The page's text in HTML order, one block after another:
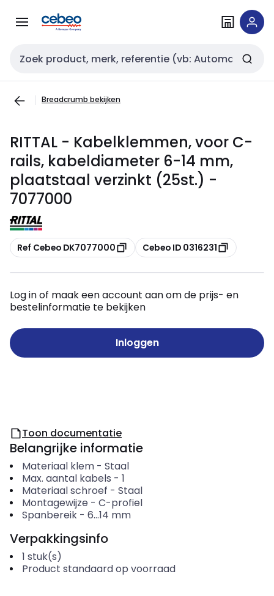
naar
naar
Zoekveld invoer
Breadcrumb bekijken
RITTAL - Kabelklemmen, voor C-
rails, kabeldiameter 6-14 mm,
plaatstaal verzinkt (25st.) -
7077000
Kopiëren
Ref Cebeo DK7077000 Kopiëren
Cebeo ID 0316231
Log in of maak een account aan om de prijs- en
bestelinformatie te bekijken
Inloggen
Toon documentatie
Belangrijke informatie
Materiaal klem- Staal
Max. aantal kabels - 1
Materiaal schroef - Staal
Montagewijze - C-profiel
Spanbereik- 6...14 mm
Verpakkingsinfo
1 stuk(s)
Product standaard op voorraad